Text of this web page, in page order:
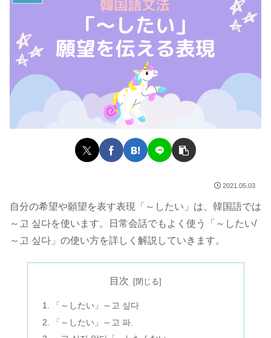
2021.05.03
自分の希望や願望を表す表現「～したい」は、韓国語では
～고 싶다を使います。日常会話でもよく使う「～したい/
～고 싶다」の使い方を詳しく解説していきます。
目次
「～したい」～고 싶다
「～したい」～고 파.